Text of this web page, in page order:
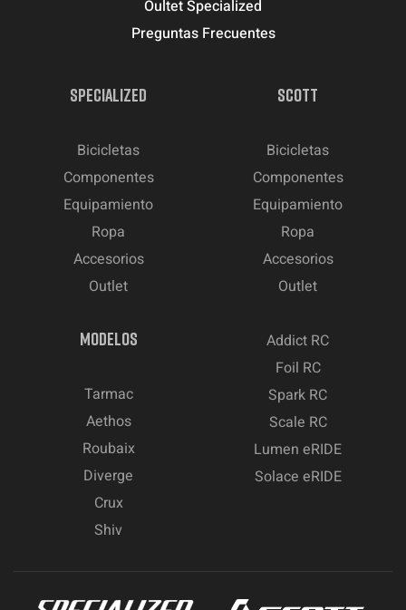
Oultet Specialized
Preguntas Frecuentes
SPECIALIZED
Bicicletas
Componentes
Equipamiento
Ropa
Accesorios
Outlet
SCOTT
Bicicletas
Componentes
Equipamiento
Ropa
Accesorios
Outlet
MODELOS
Tarmac
Aethos
Roubaix
Diverge
Crux
Shiv
Addict RC
Foil RC
Spark RC
Scale RC
Lumen eRIDE
Solace eRIDE